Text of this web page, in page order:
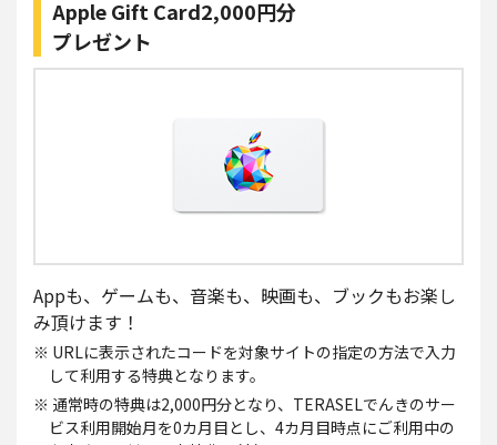
Apple Gift Card2,000円分
プレゼント
Appも、ゲームも、音楽も、映画も、ブックもお楽し
み頂けます！
※ URLに表示されたコードを対象サイトの指定の方法で入力
して利用する特典となります。
※ 通常時の特典は2,000円分となり、TERASELでんきのサー
ビス利用開始月を0カ月目とし、4カ月目時点にご利用中の